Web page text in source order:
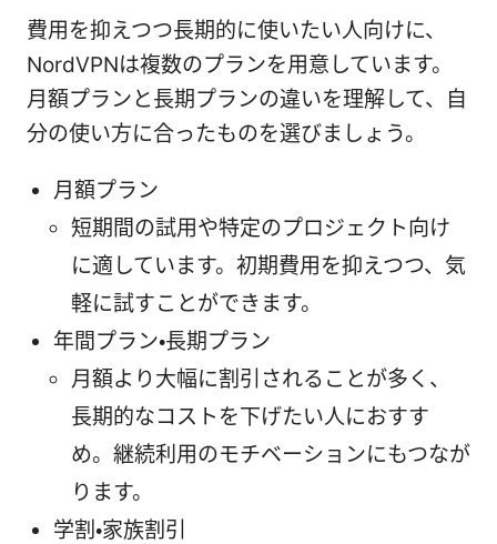
費用を抑えつつ長期的に使いたい人向けに、
NordVPNは複数のプランを用意しています。
月額プランと長期プランの違いを理解して、自
分の使い方に合ったものを選びましょう。
月額プラン
短期間の試用や特定のプロジェクト向け
に適しています。初期費用を抑えつつ、気
軽に試すことができます。
年間プラン・長期プラン
月額より大幅に割引されることが多く、
長期的なコストを下げたい人におすす
め。継続利用のモチベーションにもつなが
ります。
学割・家族割引